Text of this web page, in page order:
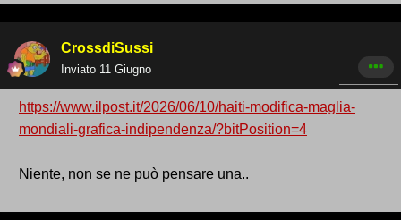
CrossdiSussi
Inviato 11 Giugno
https://www.ilpost.it/2026/06/10/haiti-modifica-maglia-
mondiali-grafica-indipendenza/?bitPosition=4
Niente, non se ne può pensare una..